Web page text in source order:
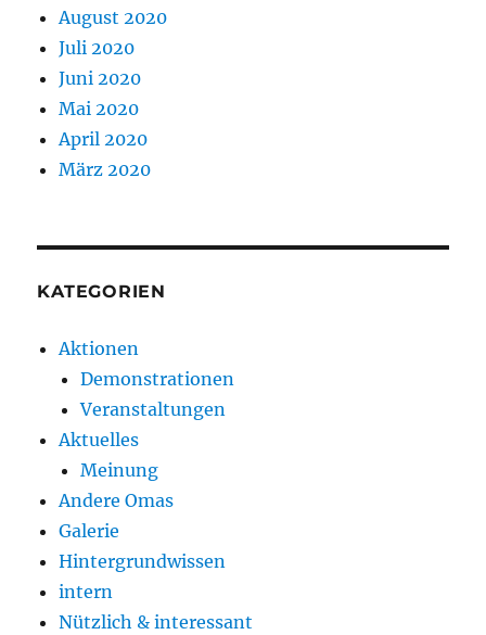
August 2020
Juli 2020
Juni 2020
Mai 2020
April 2020
März 2020
KATEGORIEN
Aktionen
Demonstrationen
Veranstaltungen
Aktuelles
Meinung
Andere Omas
Galerie
Hintergrundwissen
intern
Nützlich & interessant